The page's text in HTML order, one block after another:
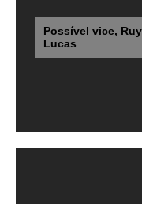
Possível vice,
Lucas